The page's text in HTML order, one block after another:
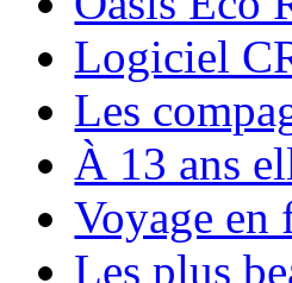
Logiciel
Les
À 13 ans
Voyage
Les plus